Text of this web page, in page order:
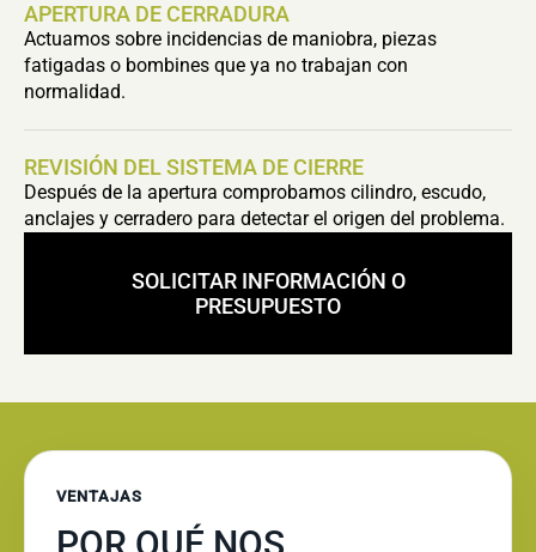
APERTURA DE CERRADURA
Actuamos sobre incidencias de maniobra, piezas
fatigadas o bombines que ya no trabajan con
normalidad.
REVISIÓN DEL SISTEMA DE CIERRE
Después de la apertura comprobamos cilindro, escudo,
anclajes y cerradero para detectar el origen del problema.
SOLICITAR INFORMACIÓN O
PRESUPUESTO
VENTAJAS